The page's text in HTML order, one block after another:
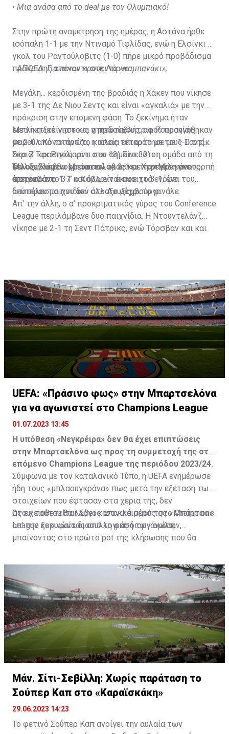
• Μια ανάσα από το deal με τον Ολυμπιακό!
Στην πρώτη αναμέτρηση της ημέρας, η Αστάνα ήρθε
ισόπαλη 1-1 με την Ντιναμό Τιφλίδας, ενώ η Ελσίνκι με
γκολ του Ραντούλοβιτς (1-0) πήρε μικρό προβάδισμα
πρόκρισης απέναντι στη Λάρνε.
•ΑΠΟΕΛ: Για ποιον κρούει το «καμπανάκι»;
Μεγάλη... κερδισμένη της βραδιάς η Χάκεν που νίκησε
με 3-1 της Δε Νιου Σεντς και είναι «αγκαλιά» με την
πρόκριση στην επόμενη φάση. Το ξεκίνημα ήταν
εκπληκτικό για τους γηπεδούχους, αφού προηγήθηκαν
με 2-0 από το πρώτο κιόλας τέταρτο με τους Σαντίκ
στο 7' και Ριγκάαρντ στο 13'. Στο 32’ οι
φιλοξενούμενοι μείωσαν σε 2-1 με τον Μακμάνους,
ωστόσο στο 37’ ο Χόβλαντ έκανε το 3-1, ένα
αποτέλεσμα που δεν άλλαξε μέχρι το φινάλε.
Με νίκη ξεκίνησε και η πρωταθλήτρια Ρουμανίας,
Φαρούλ Κονστάντζα, η οποία επικράτησε με 1-0 της
Σέριφ Τιρασπόλ, κάτι που σημαίνει ότι η ομάδα από τη
Μολδαβίας θα χρειαστεί να κάνει τη μεγάλη ανατροπή
στη ρεβάνς.
Τέλος, Σλόβαν Μπρατισλάβας και Χεσπεράνγκε
έμειναν στο 1-1 και όλα είναι ανοιχτά ενόψει του
δεύτερου παιχνιδιού στο Λουξεμβούργο.
Απ' την άλλη, ο α' προκριματικός γύρος του Conference
League περιλάμβανε δυο παιχνίδια. Η Ντουντελάνζ
νίκησε με 2-1 τη Σεντ Πάτρικς, ενώ Τόρσβαν και και
UEFA: «Πράσινο φως» στην Μπαρτσελόνα
για να αγωνιστεί στο Champions League
01.07.2023 13:45
Η υπόθεση «Νεγκρέιρα» δεν θα έχει επιπτώσεις
στην Μπαρτσελόνα ως προς τη συμμετοχή της στο
επόμενο Champions League της περιόδου 2023/24.
Σύμφωνα με τον καταλανικό Τύπο, η UEFA ενημέρωσε
ήδη τους «μπλαουγκράνα» πως μετά την εξέταση των
στοιχείων που έφτασαν στα χέρια της, δεν
στοιχειοθετείται λόγος αποκλεισμού της «Μπάρτσα»
απ’ την κορυφαία διασυλλογική διοργάνωση.
Ως εκ τούτου θα λάβει κανονικά μέρος στο Champions
League ξεκινώντας από τη φάση των ομίλων,
μπαίνοντας στο πρώτο pot της κλήρωσης που θα
Μάν. Σίτι-Σεβίλλη: Χωρίς παράταση το
Σούπερ Καπ στο «Καραϊσκάκη»
29.06.2023 14:23
Το φετινό Σούπερ Καπ ανοίγει την αυλαία των